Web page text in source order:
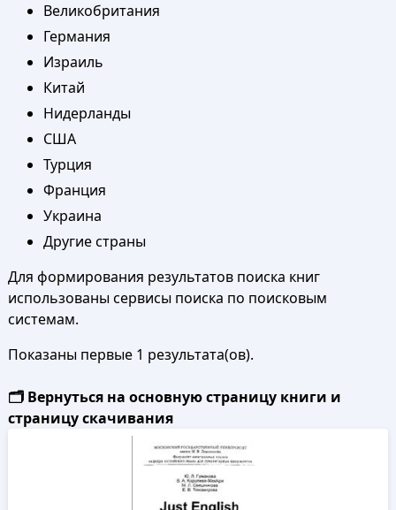
Великобритания
Германия
Израиль
Китай
Нидерланды
США
Турция
Франция
Украина
Другие страны
Для формирования результатов поиска книг
использованы сервисы поиска по поисковым
системам.
Показаны первые 1 результата(ов).
🗂️ Вернуться на основную страницу книги и
страницу скачивания